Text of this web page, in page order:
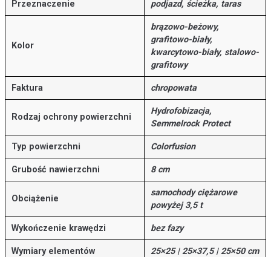
Przeznaczenie podjazd, ścieżka, taras
Kolor
brązowo-beżowy,
grafitowo-biały,
kwarcytowo-biały, stalowo-
grafitowy
Faktura chropowata
Rodzaj ochrony powierzchni
Hydrofobizacja,
Semmelrock Protect
Typ powierzchni Colorfusion
Grubość nawierzchni 8 cm
Obciążenie
samochody ciężarowe
powyżej 3,5 t
Wykończenie krawędzi bez fazy
Wymiary elementów 25×25 | 25×37,5 | 25×50 cm